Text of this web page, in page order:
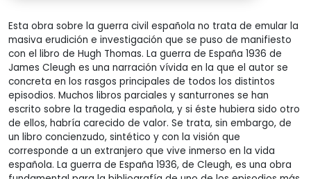
Esta obra sobre la guerra civil española no trata de emular la
masiva erudición e investigación que se puso de manifiesto
con el libro de Hugh Thomas. La guerra de España 1936 de
James Cleugh es una narración vívida en la que el autor se
concreta en los rasgos principales de todos los distintos
episodios. Muchos libros parciales y santurrones se han
escrito sobre la tragedia española, y si éste hubiera sido otro
de ellos, habría carecido de valor. Se trata, sin embargo, de
un libro concienzudo, sintético y con la visión que
corresponde a un extranjero que vive inmerso en la vida
española. La guerra de España 1936, de Cleugh, es una obra